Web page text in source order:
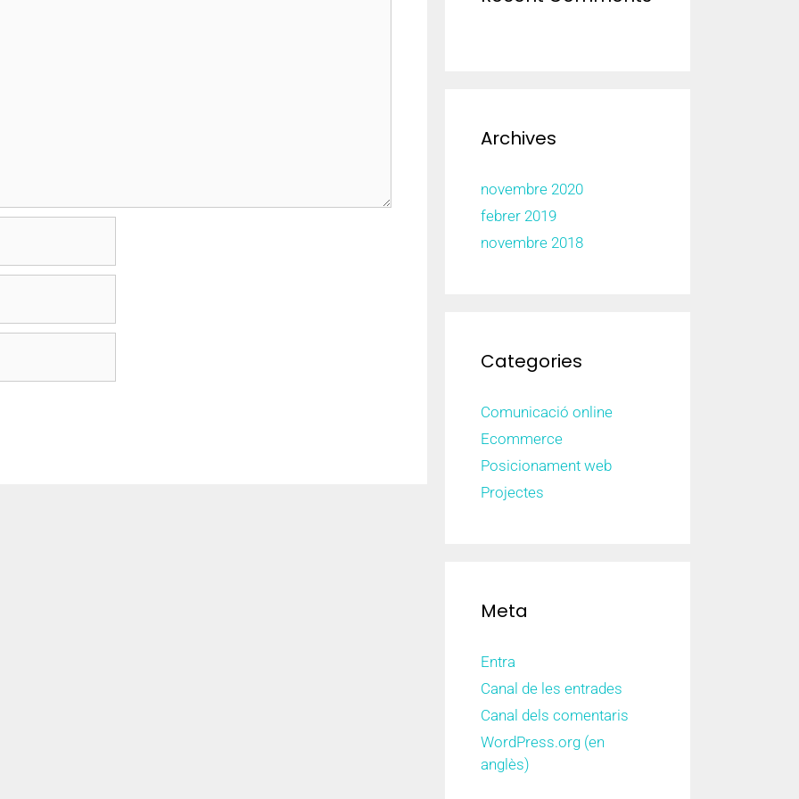
Archives
novembre 2020
febrer 2019
novembre 2018
Categories
Comunicació online
Ecommerce
Posicionament web
Projectes
Meta
Entra
Canal de les entrades
Canal dels comentaris
WordPress.org (en
anglès)